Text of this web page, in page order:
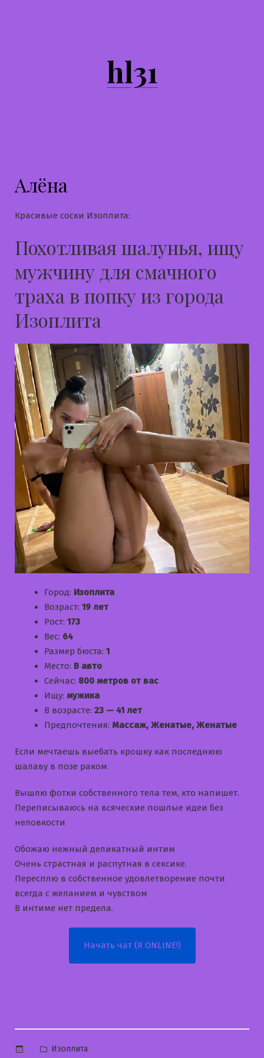
hl31
Алёна
Красивые соски Изоплита:
Похотливая шалунья, ищу
мужчину для смачного
траха в попку из города
Изоплита
Город: Изоплита
Возраст: 19 лет
Рост: 173
Вес: 64
Размер бюста: 1
Место: В авто
Сейчас: 800 метров от вас
Ищу: мужика
В возрасте: 23 — 41 лет
Предпочтения: Массаж, Женатые, Женатые
Если мечтаешь выебать крошку как последнюю
шалаву в позе раком
Вышлю фотки собственного тела тем, кто напишет.
Переписываюсь на всяческие пошлые идеи без
неловкости
Обожаю нежный деликатный интим
Очень страстная и распутная в сексике.
Пересплю в собственное удовлетворение почти
всегда с желанием и чувством
В интиме нет предела.
Начать чат (Я ONLINE!)
Опубликовано
Изоплита